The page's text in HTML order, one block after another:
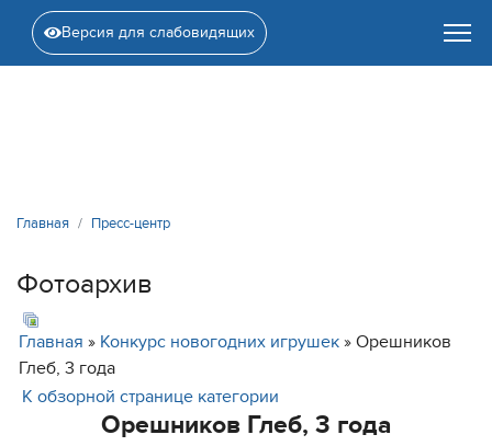
Версия для слабовидящих
Главная Пресс-центр
Фотоархив
Главная » Конкурс новогодних игрушек » Орешников
Глеб, 3 года
К обзорной странице категории
Орешников Глеб, 3 года